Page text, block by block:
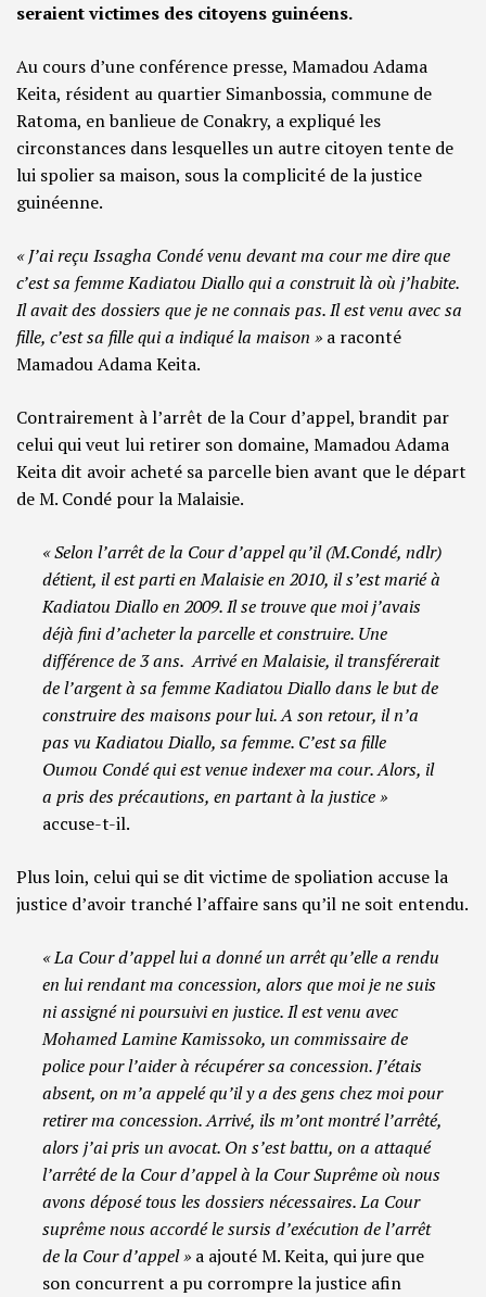
seraient victimes des citoyens guinéens.
Au cours d’une conférence presse, Mamadou Adama
Keita, résident au quartier Simanbossia, commune de
Ratoma, en banlieue de Conakry, a expliqué les
circonstances dans lesquelles un autre citoyen tente de
lui spolier sa maison, sous la complicité de la justice
guinéenne.
« J’ai reçu Issagha Condé venu devant ma cour me dire que
c’est sa femme Kadiatou Diallo qui a construit là où j’habite.
Il avait des dossiers que je ne connais pas. Il est venu avec sa
fille, c’est sa fille qui a indiqué la maison » a raconté
Mamadou Adama Keita.
Contrairement à l’arrêt de la Cour d’appel, brandit par
celui qui veut lui retirer son domaine, Mamadou Adama
Keita dit avoir acheté sa parcelle bien avant que le départ
de M. Condé pour la Malaisie.
« Selon l’arrêt de la Cour d’appel qu’il (M.Condé, ndlr)
détient, il est parti en Malaisie en 2010, il s’est marié à
Kadiatou Diallo en 2009. Il se trouve que moi j’avais
déjà fini d’acheter la parcelle et construire. Une
différence de 3 ans. Arrivé en Malaisie, il transférerait
de l’argent à sa femme Kadiatou Diallo dans le but de
construire des maisons pour lui. A son retour, il n’a
pas vu Kadiatou Diallo, sa femme. C’est sa fille
Oumou Condé qui est venue indexer ma cour. Alors, il
a pris des précautions, en partant à la justice »
accuse-t-il.
Plus loin, celui qui se dit victime de spoliation accuse la
justice d’avoir tranché l’affaire sans qu’il ne soit entendu.
« La Cour d’appel lui a donné un arrêt qu’elle a rendu
en lui rendant ma concession, alors que moi je ne suis
ni assigné ni poursuivi en justice. Il est venu avec
Mohamed Lamine Kamissoko, un commissaire de
police pour l’aider à récupérer sa concession. J’étais
absent, on m’a appelé qu’il y a des gens chez moi pour
retirer ma concession. Arrivé, ils m’ont montré l’arrêté,
alors j’ai pris un avocat. On s’est battu, on a attaqué
l’arrêté de la Cour d’appel à la Cour Suprême où nous
avons déposé tous les dossiers nécessaires. La Cour
suprême nous accordé le sursis d’exécution de l’arrêt
de la Cour d’appel » a ajouté M. Keita, qui jure que
son concurrent a pu corrompre la justice afin